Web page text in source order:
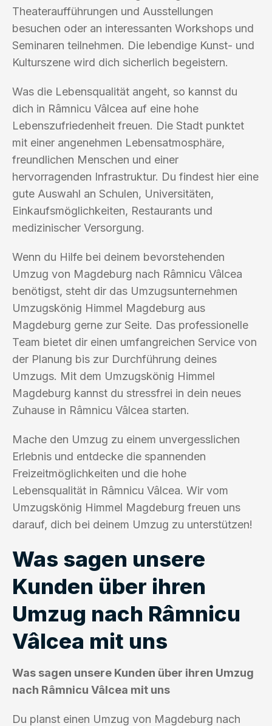
Theateraufführungen und Ausstellungen
besuchen oder an interessanten Workshops und
Seminaren teilnehmen. Die lebendige Kunst- und
Kulturszene wird dich sicherlich begeistern.
Was die Lebensqualität angeht, so kannst du
dich in Râmnicu Vâlcea auf eine hohe
Lebenszufriedenheit freuen. Die Stadt punktet
mit einer angenehmen Lebensatmosphäre,
freundlichen Menschen und einer
hervorragenden Infrastruktur. Du findest hier eine
gute Auswahl an Schulen, Universitäten,
Einkaufsmöglichkeiten, Restaurants und
medizinischer Versorgung.
Wenn du Hilfe bei deinem bevorstehenden
Umzug von Magdeburg nach Râmnicu Vâlcea
benötigst, steht dir das Umzugsunternehmen
Umzugskönig Himmel Magdeburg aus
Magdeburg gerne zur Seite. Das professionelle
Team bietet dir einen umfangreichen Service von
der Planung bis zur Durchführung deines
Umzugs. Mit dem Umzugskönig Himmel
Magdeburg kannst du stressfrei in dein neues
Zuhause in Râmnicu Vâlcea starten.
Mache den Umzug zu einem unvergesslichen
Erlebnis und entdecke die spannenden
Freizeitmöglichkeiten und die hohe
Lebensqualität in Râmnicu Vâlcea. Wir vom
Umzugskönig Himmel Magdeburg freuen uns
darauf, dich bei deinem Umzug zu unterstützen!
Was sagen unsere
Kunden über ihren
Umzug nach Râmnicu
Vâlcea mit uns
Was sagen unsere Kunden über ihren Umzug
nach Râmnicu Vâlcea mit uns
Du planst einen Umzug von Magdeburg nach